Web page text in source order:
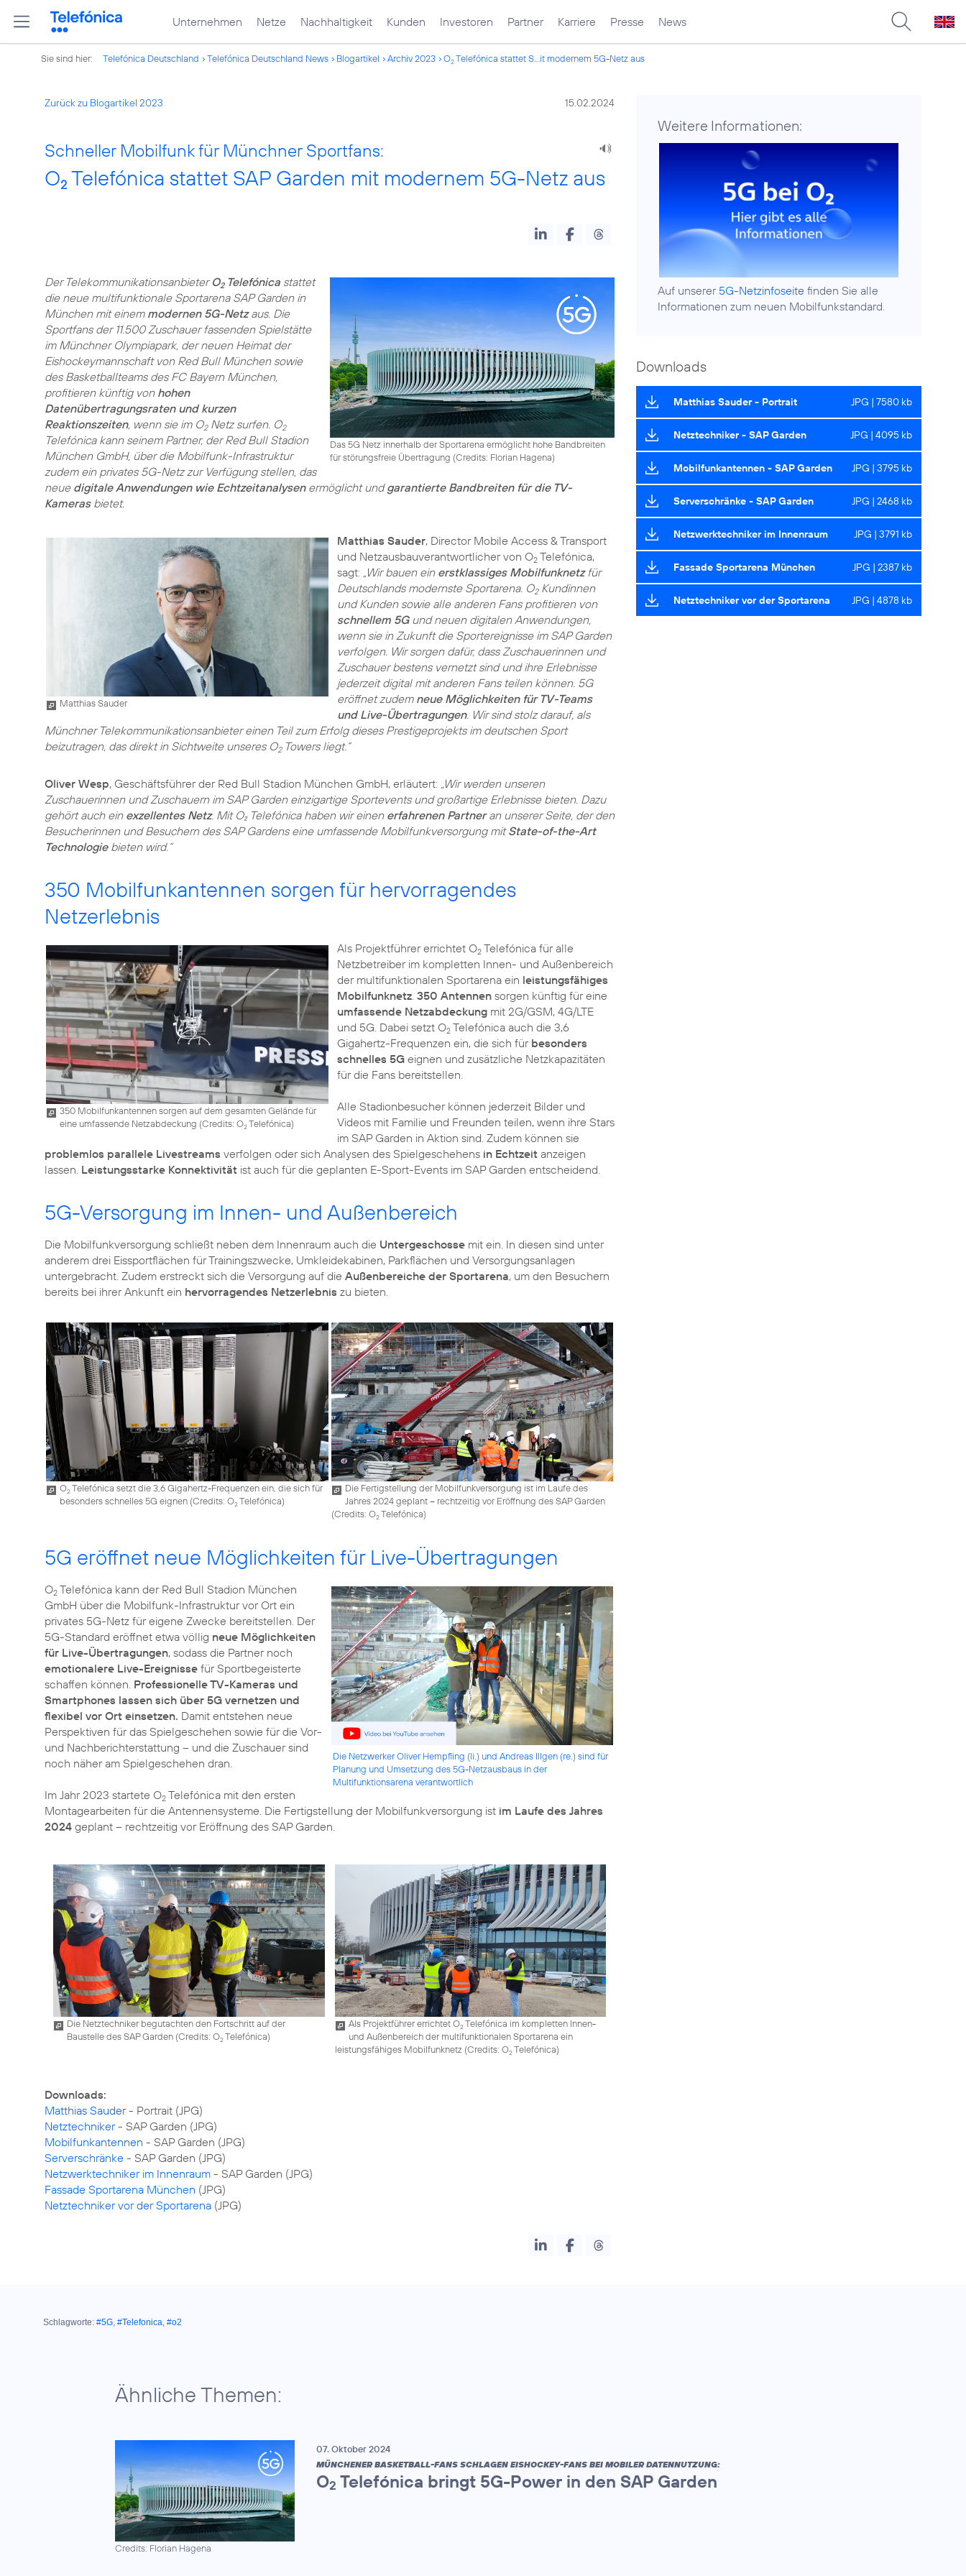
Unternehmen Netze Nachhaltigkeit Kunden Investoren Partner Karriere Presse News
Sie sind hier: Telefónica Deutschland Telefónica Deutschland News Blogartikel Archiv 2023 O2Telefónica stattet S...it modernem 5G-Netz aus
Zurück zu Blogartikel 2023 15.02.2024
Schneller Mobilfunk für Münchner Sportfans:
O2 Telefónica stattet SAP Garden mit modernem 5G-Netz aus
Das 5G Netz innerhalb der Sportarena ermöglicht hohe Bandbreiten
für störungsfreie Übertragung (Credits: Florian Hagena)
Der Telekommunikationsanbieter O2Telefónica stattet
die neue multifunktionale Sportarena SAP Garden in
München mit einem modernen 5G-Netzaus. Die
Sportfans der 11.500 Zuschauer fassenden Spielstätte
im Münchner Olympiapark, der neuen Heimat der
Eishockeymannschaft von Red Bull München sowie
des Basketballteams des FC Bayern München,
profitieren künftig von hohen
Datenübertragungsraten und kurzen
Reaktionszeiten, wenn sie im O2Netz surfen. O2
Telefónica kann seinem Partner, der Red Bull Stadion
München GmbH, über die Mobilfunk-Infrastruktur
zudem ein privates 5G-Netz zur Verfügung stellen, das
neue digitale Anwendungen wie Echtzeitanalysenermöglicht undgarantierte Bandbreiten für die TV-
Kamerasbietet.
Matthias Sauder
Matthias Sauder, Director Mobile Access & Transport
und Netzausbauverantwortlicher von O2Telefónica,
sagt: „Wir bauen ein erstklassiges Mobilfunknetzfür
Deutschlands modernste Sportarena. O2Kundinnen
und Kunden sowie alle anderen Fans profitieren von
schnellem 5Gund neuen digitalen Anwendungen,
wenn sie in Zukunft die Sportereignisse im SAP Garden
verfolgen. Wir sorgen dafür, dass Zuschauerinnen und
Zuschauer bestens vernetzt sind und ihre Erlebnisse
jederzeit digital mit anderen Fans teilen können. 5G
eröffnet zudem neue Möglichkeiten für TV-Teams
und Live-Übertragungen. Wir sind stolz darauf, als
Münchner Telekommunikationsanbieter einen Teil zum Erfolg dieses Prestigeprojekts im deutschen Sport
beizutragen, das direkt in Sichtweite unseres O2Towers liegt.“
Oliver Wesp, Geschäftsführer der Red Bull Stadion München GmbH, erläutert: „Wir werden unseren
Zuschauerinnen und Zuschauern im SAP Garden einzigartige Sportevents und großartige Erlebnisse bieten. Dazu
gehört auch ein exzellentes Netz. Mit O₂ Telefónica haben wir einen erfahrenen Partneran unserer Seite, der den
Besucherinnen und Besuchern des SAP Gardens eine umfassende Mobilfunkversorgung mitState-of-the-Art
Technologiebieten wird.“
350 Mobilfunkantennen sorgen für hervorragendes
Netzerlebnis
350 Mobilfunkantennen sorgen auf dem gesamten Gelände für
eine umfassende Netzabdeckung (Credits: O2Telefónica)
Als Projektführer errichtet O2Telefónica für alle
Netzbetreiber im kompletten Innen- und Außenbereich
der multifunktionalen Sportarena ein leistungsfähiges
Mobilfunknetz. 350 Antennensorgen künftig für eine
umfassende Netzabdeckungmit 2G/GSM, 4G/LTE
und 5G. Dabei setzt O2Telefónica auch die 3,6
Gigahertz-Frequenzen ein, die sich für besonders
schnelles 5Geignen und zusätzliche Netzkapazitäten
für die Fans bereitstellen.
Alle Stadionbesucher können jederzeit Bilder und
Videos mit Familie und Freunden teilen, wenn ihre Stars
im SAP Garden in Aktion sind. Zudem können sie
problemlos parallele Livestreams verfolgen oder sich Analysen des Spielgeschehens in Echtzeit anzeigen
lassen. Leistungsstarke Konnektivität ist auch für die geplanten E-Sport-Events im SAP Garden entscheidend.
5G-Versorgung im Innen- und Außenbereich
Die Mobilfunkversorgung schließt neben dem Innenraum auch die Untergeschosse mit ein. In diesen sind unter
anderem drei Eissportflächen für Trainingszwecke, Umkleidekabinen, Parkflächen und Versorgungsanlagen
untergebracht. Zudem erstreckt sich die Versorgung auf die Außenbereiche der Sportarena, um den Besuchern
bereits bei ihrer Ankunft ein hervorragendes Netzerlebnis zu bieten.
O2Telefónica setzt die 3,6 Gigahertz-Frequenzen ein, die sich für
besonders schnelles 5G eignen (Credits: O2Telefónica)
Die Fertigstellung der Mobilfunkversorgung ist im Laufe des
Jahres 2024 geplant – rechtzeitig vor Eröffnung des SAP Garden
(Credits: O2Telefónica)
5G eröffnet neue Möglichkeiten für Live-Übertragungen
Die Netzwerker Oliver Hempfling (li.) und Andreas Illgen (re.) sind für
Planung und Umsetzung des 5G-Netzausbaus in der
Multifunktionsarena verantwortlich
O2 Telefónica kann der Red Bull Stadion München
GmbH über die Mobilfunk-Infrastruktur vor Ort ein
privates 5G-Netz für eigene Zwecke bereitstellen. Der
5G-Standard eröffnet etwa völlig neue Möglichkeiten
für Live-Übertragungen, sodass die Partner noch
emotionalere Live-Ereignisse für Sportbegeisterte
schaffen können. Professionelle TV-Kameras und
Smartphones lassen sich über 5G vernetzen und
flexibel vor Ort einsetzen. Damit entstehen neue
Perspektiven für das Spielgeschehen sowie für die Vor-
und Nachberichterstattung – und die Zuschauer sind
noch näher am Spielgeschehen dran.
Im Jahr 2023 startete O2 Telefónica mit den ersten
Montagearbeiten für die Antennensysteme. Die Fertigstellung der Mobilfunkversorgung ist im Laufe des Jahres
2024 geplant – rechtzeitig vor Eröffnung des SAP Garden.
Die Netztechniker begutachten den Fortschritt auf der
Baustelle des SAP Garden (Credits: O2Telefónica)
Als Projektführer errichtet O2Telefónica im kompletten Innen-
und Außenbereich der multifunktionalen Sportarena ein
leistungsfähiges Mobilfunknetz (Credits: O2Telefónica)
Downloads:
Matthias Sauder
Netztechniker
Mobilfunkantennen
Serverschränke
Netzwerktechniker im Innenraum
Fassade Sportarena München
Netztechniker vor der Sportarena (JPG)
Weitere Informationen:
Auf unserer 5G-Netzinfoseite finden Sie alle
Informationen zum neuen Mobilfunkstandard.
Downloads
Matthias Sauder - Portrait JPG | 7580 kb
Netztechniker - SAP Garden JPG | 4095 kb
Mobilfunkantennen - SAP Garden JPG | 3795 kb
Serverschränke - SAP Garden JPG | 2468 kb
Netzwerktechniker im Innenraum JPG | 3791 kb
Fassade Sportarena München JPG | 2387 kb
Netztechniker vor der Sportarena JPG | 4878 kb
Schlagworte: #5G, #Telefonica, #o2
Ähnliche Themen:
Credits: Florian Hagena
07. Oktober 2024
MÜNCHENER BASKETBALL-FANS SCHLAGEN EISHOCKEY-FANS BEI MOBILER DATENNUTZUNG:
O2 Telefónica bringt 5G-Power in den SAP Garden